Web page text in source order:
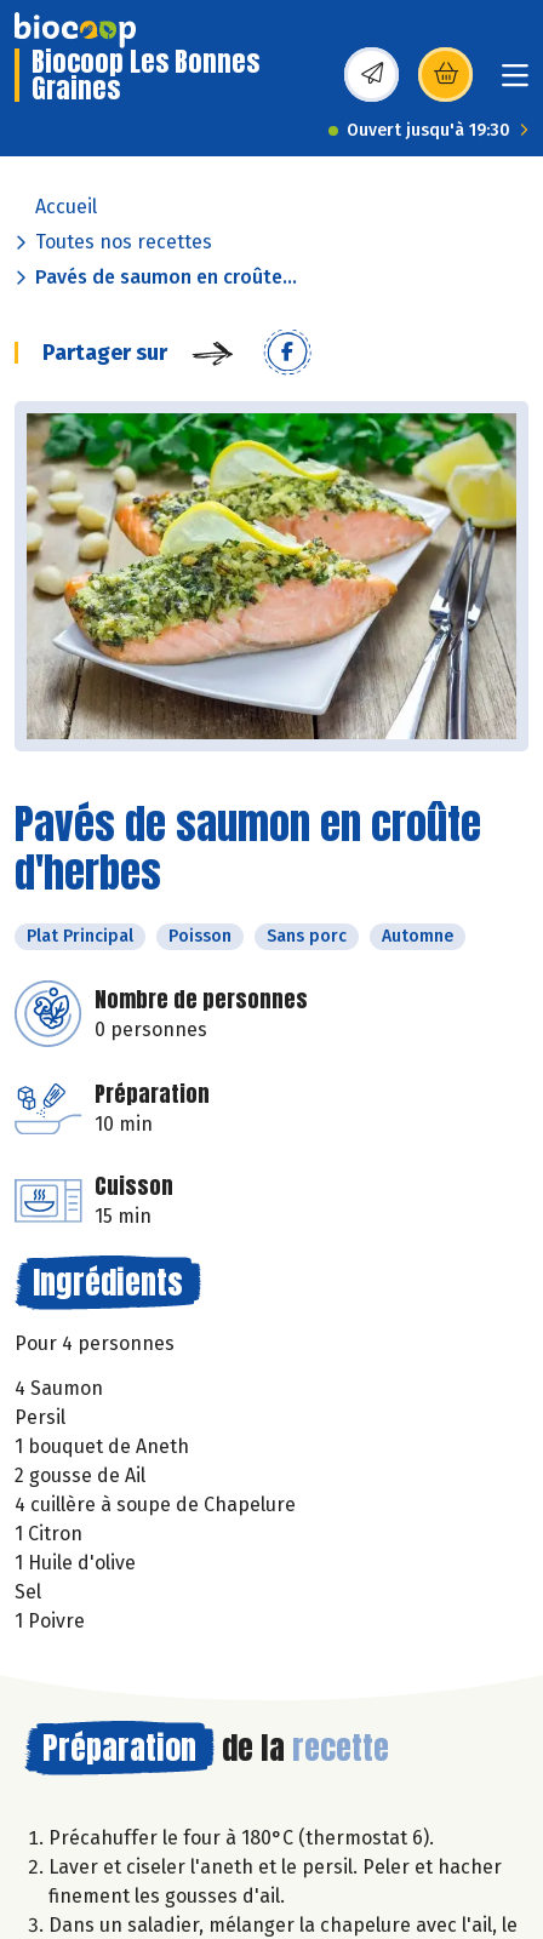
Biocoop Les Bonnes
Graines (s’ouvre dans une
Ouvert jusqu'à 19:30
Accueil
Toutes nos recettes
Pavés de saumon en croûte...
Partager sur
Pavés de saumon en croûte
d'herbes
Plat Principal Poisson Sans porc Automne
Nombre de personnes
0 personnes
Préparation
10 min
Cuisson
15 min
Ingrédients
Pour 4 personnes
4 Saumon
Persil
1 bouquet de Aneth
2 gousse de Ail
4 cuillère à soupe de Chapelure
1 Citron
1 Huile d'olive
Sel
1 Poivre
Préparation de la recette
Précahuffer le four à 180°C (thermostat 6).
Laver et ciseler l'aneth et le persil. Peler et hacher
finement les gousses d'ail.
Dans un saladier, mélanger la chapelure avec l'ail, le